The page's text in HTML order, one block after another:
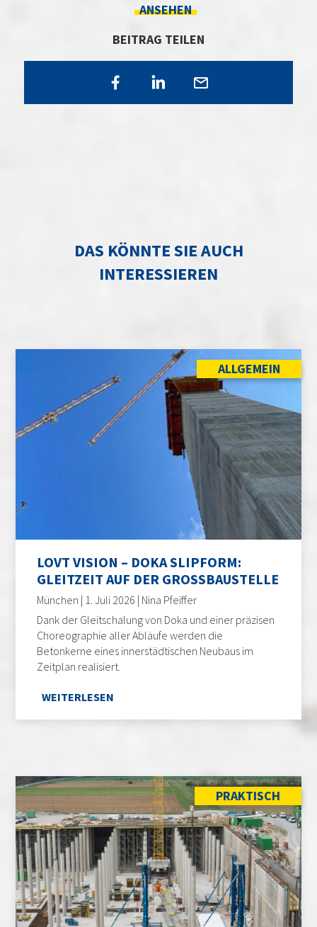
ANSEHEN
BEITRAG TEILEN
DAS KÖNNTE SIE AUCH
INTERESSIEREN
ALLGEMEIN
LOVT VISION – DOKA SLIPFORM:
GLEITZEIT AUF DER GROSSBAUSTELLE
München | 1. Juli 2026 | Nina Pfeiffer
Dank der Gleitschalung von Doka und einer präzisen
Choreographie aller Abläufe werden die
Betonkerne eines innerstädtischen Neubaus im
Zeitplan realisiert.
WEITERLESEN
PRAKTISCH